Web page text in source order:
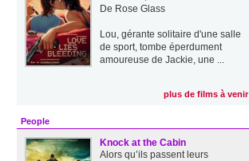
De Rose Glass
Lou, gérante solitaire d'une salle
de sport, tombe éperdument
amoureuse de Jackie, une ...
plus de films à venir
People
Knock at the Cabin
Alors qu’ils passent leurs